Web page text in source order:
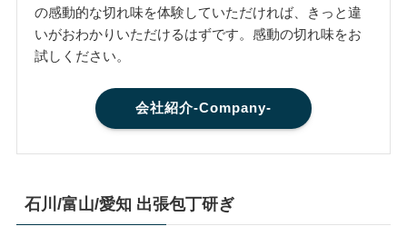
の感動的な切れ味を体験していただければ、きっと違
いがおわかりいただけるはずです。感動の切れ味をお
試しください。
会社紹介-Company-
石川/富山/愛知 出張包丁研ぎ